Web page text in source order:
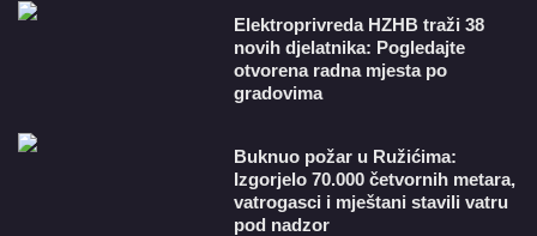
​Elektroprivreda HZHB traži 38
novih djelatnika: Pogledajte
otvorena radna mjesta po
gradovima
Buknuo požar u Ružićima:
Izgorjelo 70.000 četvornih metara,
vatrogasci i mještani stavili vatru
pod nadzor